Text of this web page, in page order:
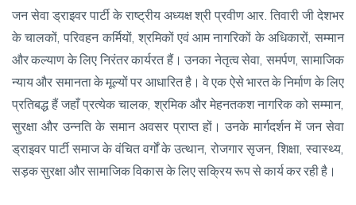
जन सेवा ड्राइवर पार्टी के राष्ट्रीय अध्यक्ष श्री प्रवीण आर. तिवारी जी देशभर
के चालकों, परिवहन कर्मियों, श्रमिकों एवं आम नागरिकों के अधिकारों, सम्मान
और कल्याण के लिए निरंतर कार्यरत हैं। उनका नेतृत्व सेवा, समर्पण, सामाजिक
न्याय और समानता के मूल्यों पर आधारित है। वे एक ऐसे भारत के निर्माण के लिए
प्रतिबद्ध हैं जहाँ प्रत्येक चालक, श्रमिक और मेहनतकश नागरिक को सम्मान,
सुरक्षा और उन्नति के समान अवसर प्राप्त हों। उनके मार्गदर्शन में जन सेवा
ड्राइवर पार्टी समाज के वंचित वर्गों के उत्थान, रोजगार सृजन, शिक्षा, स्वास्थ्य,
सड़क सुरक्षा और सामाजिक विकास के लिए सक्रिय रूप से कार्य कर रही है।